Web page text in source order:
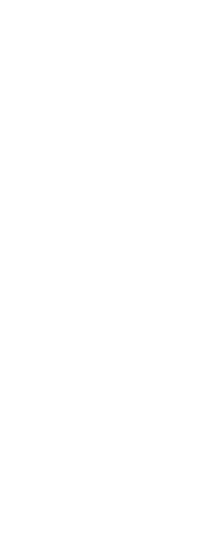
Lucien Agoumé
en la rueda de
centrocampista
su equipo en lo
El jugador galo
semanas son
siguientes
algo que no
liga, Agoumé se
siguiente. No